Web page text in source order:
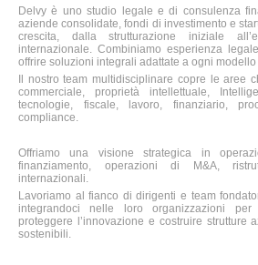
Delvy è uno studio legale e di consulenza
aziende consolidate, fondi di investimento e
crescita, dalla strutturazione iniziale
internazionale. Combiniamo esperienza
offrire soluzioni integrali adattate a ogni modello
Il nostro team multidisciplinare copre le aree
commerciale, proprietà intellettuale,
tecnologie, fiscale, lavoro, finanziario,
compliance.
Offriamo una visione strategica in
finanziamento, operazioni di M&A,
internazionali.
Lavoriamo al fianco di dirigenti e team
integrandoci nelle loro organizzazioni per
proteggere l’innovazione e costruire strutture
sostenibili.